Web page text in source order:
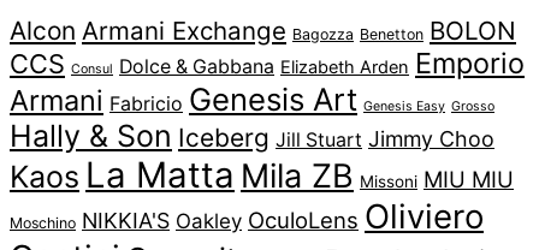
Alcon Armani Exchange Bagozza Benetton BOLON
CCS Consul Dolce & Gabbana Elizabeth Arden Emporio
Armani Fabricio Genesis Art Genesis Easy Grosso
Hally & Son Iceberg Jill Stuart Jimmy Choo
Kaos La Matta Mila ZB Missoni MIU MIU
Moschino NIKKIA'S Oakley OculoLens Oliviero